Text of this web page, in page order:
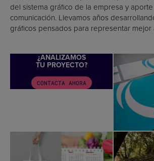
del sistema gráfico de la empresa y
comunicación. Llevamos años
gráficos pensados para representar mejor
¿ANALIZAMOS
TU PROYECTO?
CONTACTA AHORA